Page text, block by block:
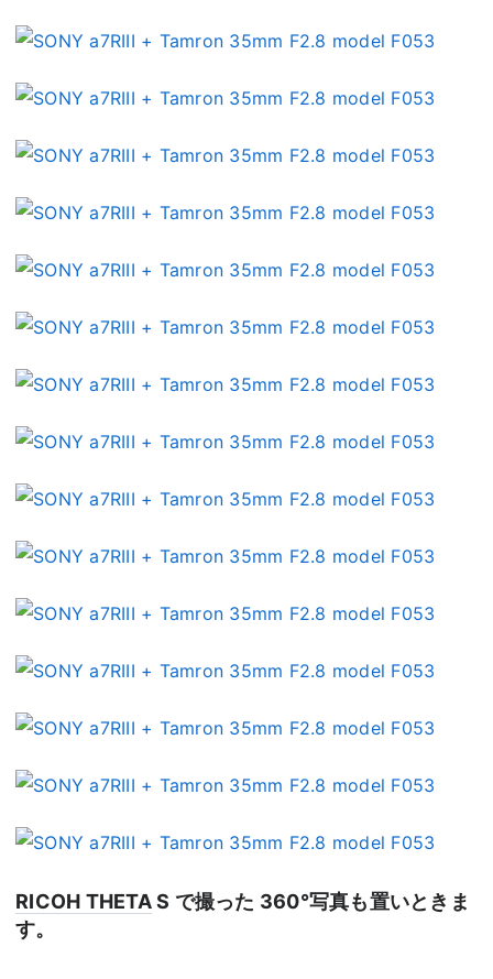
RICOH THETAS で撮った 360°写真も置いときま
す。